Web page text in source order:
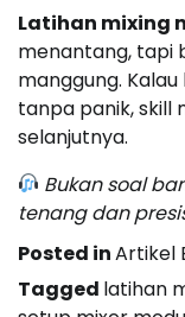
Latihan mixing
menantang, tapi
manggung.
tanpa panik, skill
selanjutnya.
Bukan soal
tenang dan
Posted inArtikel
Tagged latihan